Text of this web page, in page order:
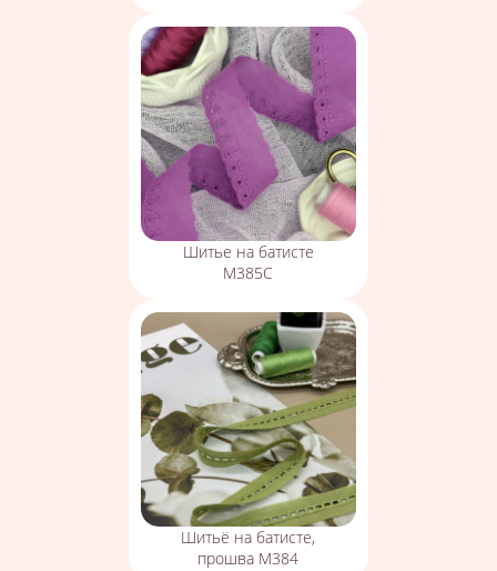
Шитье на батисте
М385С
Шитьё на батисте,
прошва М384